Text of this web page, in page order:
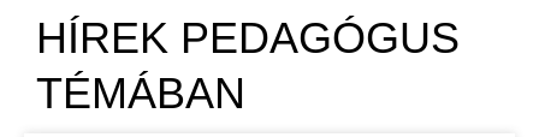
HÍREK PEDAGÓGUS
TÉMÁBAN